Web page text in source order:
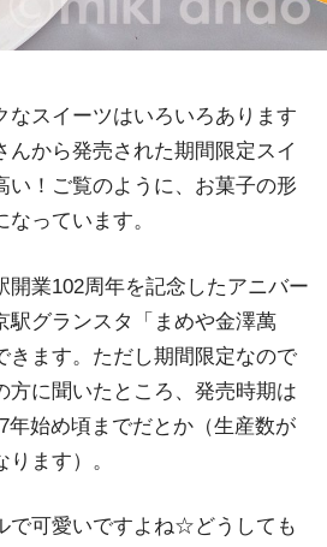
なスイーツはいろいろあります
んから発売された期間限定スイ
い！ご覧のように、お菓子の形
っています。
開業102周年を記念したアニバー
駅グランスタ「まめや金澤萬
きます。ただし期間限定なので
方に聞いたところ、発売時期は
年始め頃までだとか（生産数が
ます）。
で可愛いですよね☆どうしても